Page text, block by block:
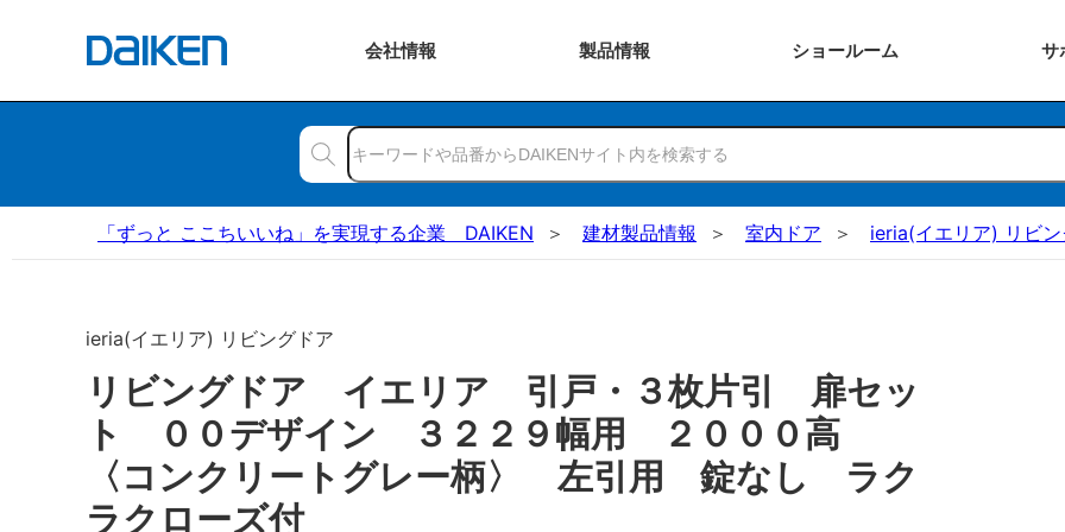
会社情報 製品情報 ショールーム サ
「ずっと ここちいいね」を実現する企業 DAIKEN 建材製品情報 室内ドア ieria(イエリア) リビ
ieria(イエリア) リビングドア
リビングドア イエリア 引戸・３枚片引 扉セッ
ト ００デザイン ３２２９幅用 ２０００高
〈コンクリートグレー柄〉 左引用 錠なし ラク
ラクローズ付